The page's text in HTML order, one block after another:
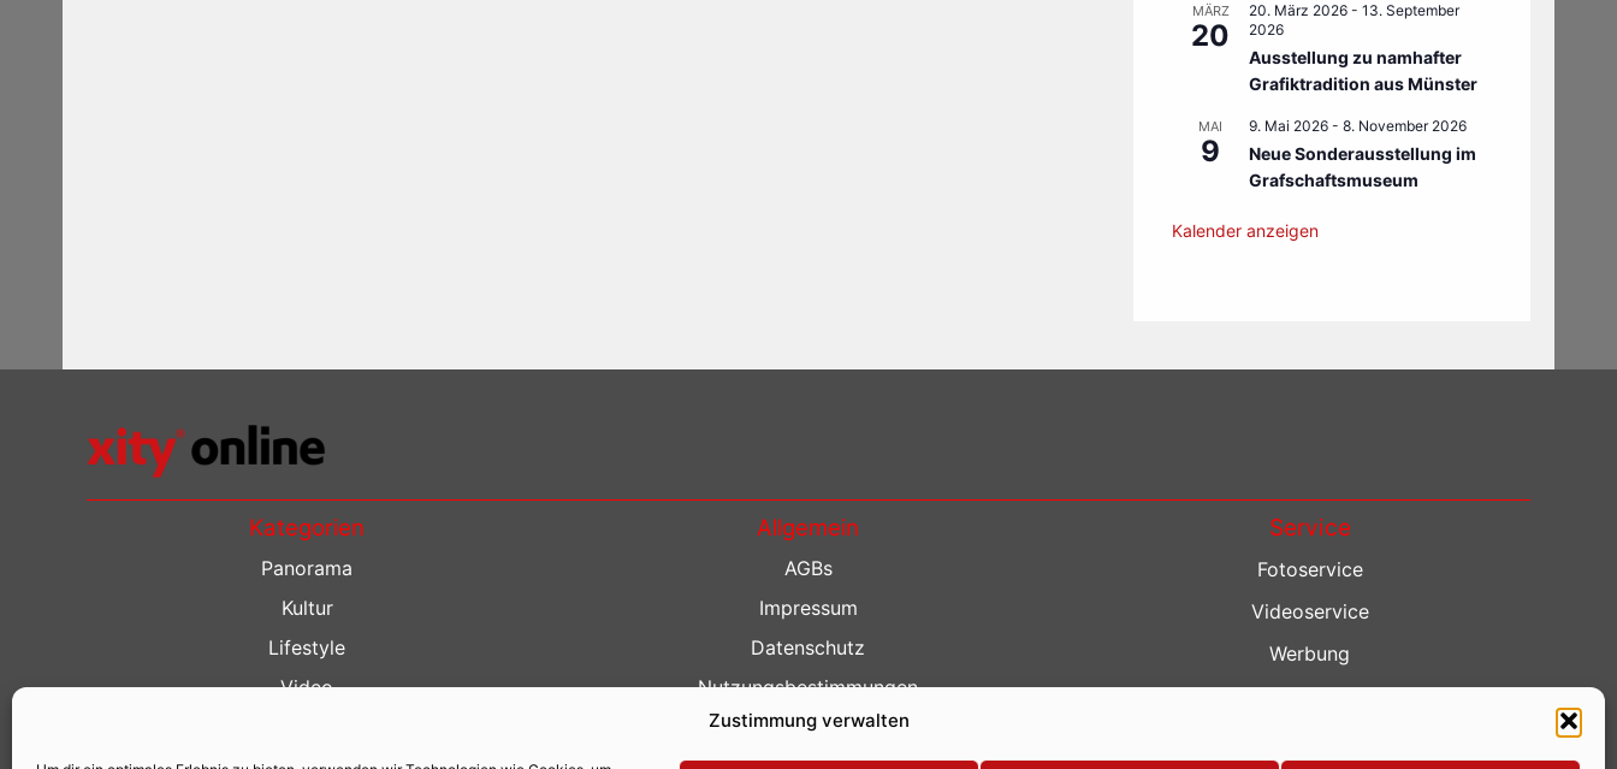
Zustimmung verwalten
MÄRZ
20
20. März 2026 - 13. September
2026
Ausstellung zu namhafter
Grafiktradition aus Münster
MAI
9
9. Mai 2026 - 8. November 2026
Neue Sonderausstellung im
Grafschaftsmuseum
Kalender anzeigen
Kategorien
Panorama
Kultur
Lifestyle
Video
Allgemein
AGBs
Impressum
Datenschutz
Nutzungsbestimmungen
Kontakt
Service
Fotoservice
Videoservice
Werbung